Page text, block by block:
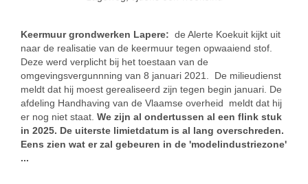
Keermuur grondwerken Lapere: de Alerte Koekuit kijkt uit
naar de realisatie van de keermuur tegen opwaaiend stof.
Deze werd verplicht bij het toestaan van de
omgevingsvergunnning van 8 januari 2021. De milieudienst
meldt dat hij moest gerealiseerd zijn tegen begin januari. De
afdeling Handhaving van de Vlaamse overheid meldt dat hij
er nog niet staat. We zijn al ondertussen al een flink stuk
in 2025. De uiterste limietdatum is al lang overschreden.
Eens zien wat er zal gebeuren in de 'modelindustriezone'
...